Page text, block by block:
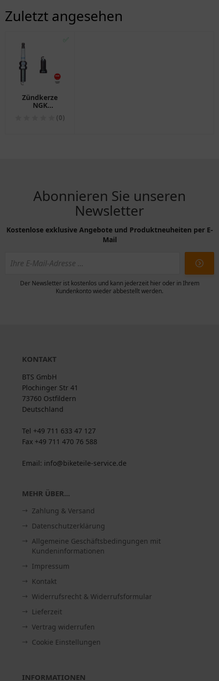
Zuletzt angesehen
✅
Zündkerze
NGK
DILKAR7B8 -
Alternative:(0)
Abonnieren Sie unseren
Newsletter
Kostenlose exklusive Angebote und Produktneuheiten per E-
Mail
Der Newsletter ist kostenlos und kann jederzeit hier oder in Ihrem
Kundenkonto wieder abbestellt werden.
KONTAKT
BTS GmbH
Plochinger Str 41
73760 Ostfildern
Deutschland
Tel +49 711 633 47 127
Fax +49 711 470 76 588
Email: info@biketeile-service.de
MEHR ÜBER...
Zahlung & Versand
Datenschutzerklärung
Allgemeine Geschäftsbedingungen mit
Kundeninformationen
Impressum
Kontakt
Widerrufsrecht & Widerrufsformular
Lieferzeit
Vertrag widerrufen
Cookie Einstellungen
INFORMATIONEN